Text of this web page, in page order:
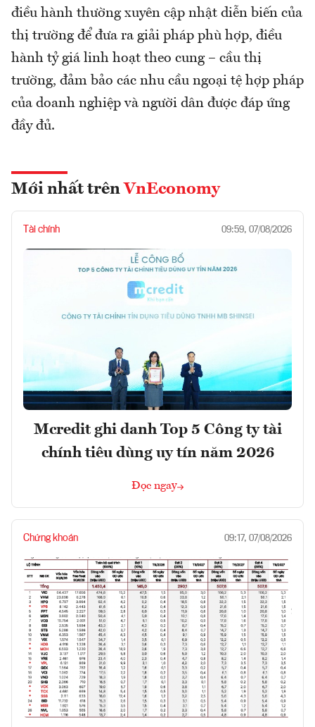
điều hành thường xuyên cập nhật diễn biến của
thị trường để đưa ra giải pháp phù hợp, điều
hành tỷ giá linh hoạt theo cung – cầu thị
trường, đảm bảo các nhu cầu ngoại tệ hợp pháp
của doanh nghiệp và người dân được đáp ứng
đầy đủ.
Mới nhất trên VnEconomy
Tài chính 09:59, 07/08/2026
Mcredit ghi danh Top 5 Công ty tài
chính tiêu dùng uy tín năm 2026
Đọc ngay
Chứng khoán 09:17, 07/08/2026